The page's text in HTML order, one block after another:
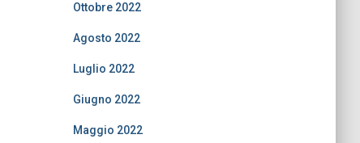
Ottobre 2022
Agosto 2022
Luglio 2022
Giugno 2022
Maggio 2022